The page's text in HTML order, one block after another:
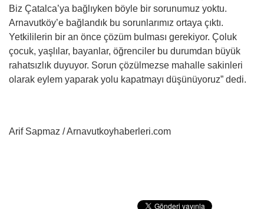
Biz Çatalca’ya bağlıyken böyle bir sorunumuz yoktu.
Arnavutköy’e bağlandık bu sorunlarımız ortaya çıktı.
Yetkililerin bir an önce çözüm bulması gerekiyor. Çoluk
çocuk, yaşlılar, bayanlar, öğrenciler bu durumdan büyük
rahatsızlık duyuyor. Sorun çözülmezse mahalle sakinleri
olarak eylem yaparak yolu kapatmayı düşünüyoruz” dedi.
Arif Sapmaz / Arnavutkoyhaberleri.com